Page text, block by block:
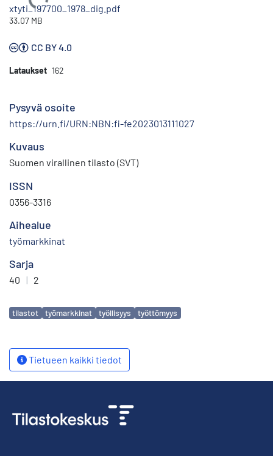
Ladataan...
xtyti_197700_1978_dig.pdf
33.07 MB
CC BY 4.0
Lataukset 162
Pysyvä osoite
https://urn.fi/URN:NBN:fi-fe2023013111027
Kuvaus
Suomen virallinen tilasto (SVT)
ISSN
0356-3316
Aihealue
työmarkkinat
Sarja
40 | 2
Avainsanat
tilastot työmarkkinat työllisyys työttömyys
Tietueen kaikki tiedot